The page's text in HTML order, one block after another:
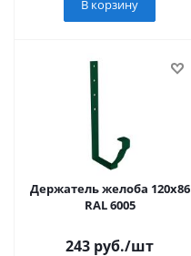
В корзину
Держатель желоба 120х86
RAL 6005
243 руб./шт